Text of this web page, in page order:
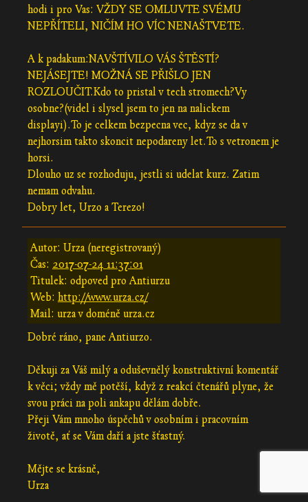
hodi i pro Vas: VŽDY SE OMLUVTE SVÉMU
NEPŘÍTELI, NIČÍM HO VÍC NENAŠTVETE.
A k padakum:NAVŠTÍVILO VÁS ŠTĚSTÍ?
NEJÁSEJTE! MOŽNÁ SE PŘIŠLO JEN
ROZLOUČIT.Kdo to pristal v tech stromech?Vy
osobne?(videl i slysel jsem to jen na nalickem
displayi).To je celkem bezpecna vec, kdyz se da v
nejhorsim takto skoncit nepodareny let.To s vetronem je
horsi.
Dlouho uz se rozhoduju, jestli si udelat kurz. Zatim
nemam odvahu.
Dobry let, Urzo a Terezo!
Autor: Urza (neregistrovaný)
Čas: 2017-07-24 11:37:01
Titulek: odpoved pro Antiurzu
Web: http://www.urza.cz/
Mail: urza v doméně urza.cz
Dobré ráno, pane Antiurzo.
Děkuji za Váš milý a oduševnělý konstruktivní komentář
k věci; vždy mě potěší, když z reakcí čtenářů plyne, že
svou práci na poli ankapu dělám dobře.
Přeji Vám mnoho úspěchů v osobním i pracovním
životě, ať se Vám daří a jste šťastný.
Mějte se krásně,
Urza